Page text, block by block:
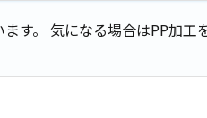
。 気になる場合はPP加工